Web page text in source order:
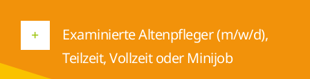
Examinierte Altenpfleger (m/w/d),
Teilzeit, Vollzeit oder Minijob